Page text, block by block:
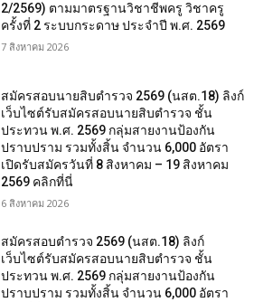
2/2569) ตามมาตรฐานวิชาชีพครู วิชาครู
ครั้งที่ 2 ระบบกระดาษ ประจำปี พ.ศ. 2569
7 สิงหาคม 2026
สมัครสอบนายสิบตำรวจ 2569 (นสต.18) ลิงก์
เว็บไซต์รับสมัครสอบนายสิบตำรวจ ชั้น
ประทวน พ.ศ. 2569 กลุ่มสายงานป้องกัน
ปราบปราม รวมทั้งสิ้น จำนวน 6,000 อัตรา
เปิดรับสมัครวันที่ 8 สิงหาคม – 19 สิงหาคม
2569 คลิกที่นี่
6 สิงหาคม 2026
สมัครสอบตํารวจ 2569 (นสต.18) ลิงก์
เว็บไซต์รับสมัครสอบนายสิบตำรวจ ชั้น
ประทวน พ.ศ. 2569 กลุ่มสายงานป้องกัน
ปราบปราม รวมทั้งสิ้น จำนวน 6,000 อัตรา